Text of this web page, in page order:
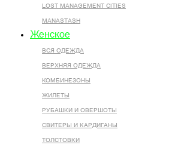
LOST MANAGEMENT CITIES
MANASTASH
Женское
ВСЯ ОДЕЖДА
ВЕРХНЯЯ ОДЕЖДА
КОМБИНЕЗОНЫ
ЖИЛЕТЫ
РУБАШКИ И ОВЕРШОТЫ
СВИТЕРЫ И КАРДИГАНЫ
ТОЛСТОВКИ